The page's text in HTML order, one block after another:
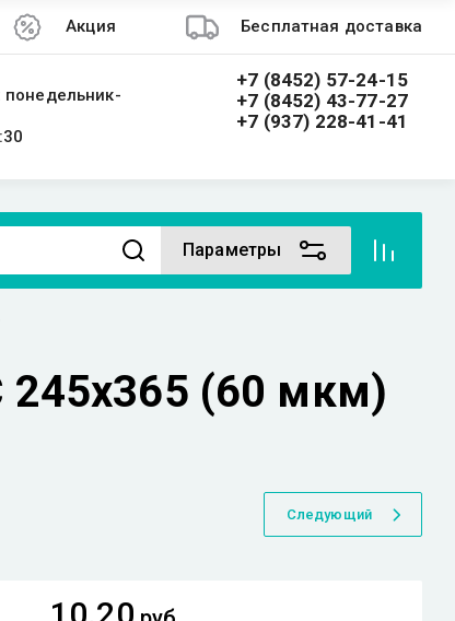
Акция Бесплатная доставка
+7 (8452) 57-24-15
+7 (8452) 43-77-27
+7 (937) 228-41-41
Параметры
(60 мкм)
Следующий